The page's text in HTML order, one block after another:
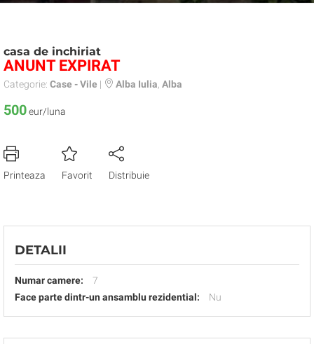
casa de inchiriat
ANUNT EXPIRAT
Categorie: Case - Vile | Alba Iulia Alba
500eur/luna
Printeaza Favorit Distribuie
DETALII
Numar camere:
7
Face parte dintr-un ansamblu rezidential:
Nu